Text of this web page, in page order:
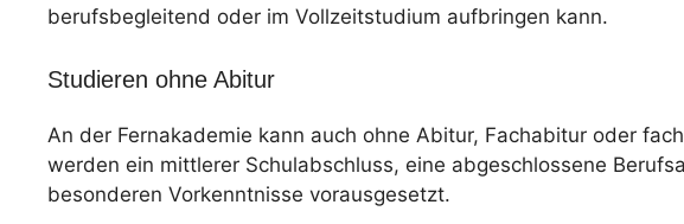
berufsbegleitend oder im Vollzeitstudium aufbringen kann.
Studieren ohne Abitur
An der Fernakademie kann auch ohne Abitur, Fachabitur oder
werden ein mittlerer Schulabschluss, eine abgeschlossene
besonderen Vorkenntnisse vorausgesetzt.